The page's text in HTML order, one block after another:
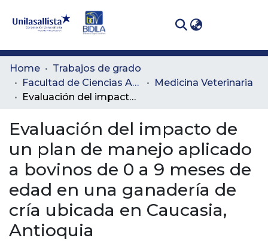
Communities
& Collections
Statistics
Home
Trabajos de grado
Facultad de Ciencias Administrativas y Agropecuarias
Medicina Veterinaria
Evaluación del impacto de un plan de manejo aplicado a bovinos de 0 a 9 meses de edad en una ganadería de cría ubicada en Caucasia, Antioquia
Evaluación del impacto de
un plan de manejo aplicado
a bovinos de 0 a 9 meses de
edad en una ganadería de
cría ubicada en Caucasia,
Antioquia